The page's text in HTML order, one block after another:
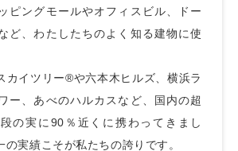
ピングモールやオフィスビル、ドー
ど、わたしたちのよく知る建物に使
カイツリー®️や六本木ヒルズ、横浜ラ
ー、あべのハルカスなど、国内の超
の実に90％近くに携わってきまし
の実績こそが私たちの誇りです。